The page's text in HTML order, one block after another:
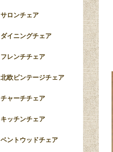
ツイスト
サロンチェア
ダイニングチェア
フレンチチェア
北欧ビンテージチェア
チャーチチェア
キッチンチェア
ベントウッドチェア